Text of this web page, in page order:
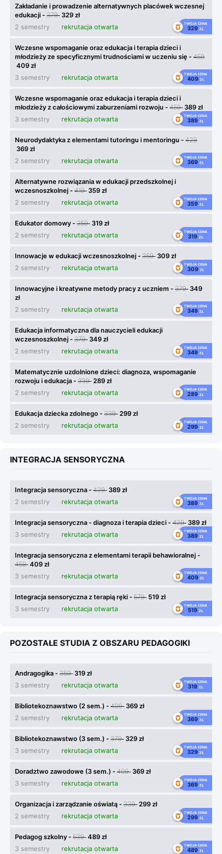
Zakładanie i prowadzenie alternatywnych placówek wczesnej
edukacji -379 329 zł
2 semestry
rekrutacja otwarta TWOJA CENA
329 ZŁ
Wczesne wspomaganie oraz edukacja i terapia dzieci i
młodzieży ze specyficznymi trudnościami w uczeniu się -459
409 zł
3 semestry
rekrutacja otwarta TWOJA CENA
409 ZŁ
Wczesne wspomaganie oraz edukacja i terapia dzieci i
młodzieży z całościowymi zaburzeniami rozwoju -459 389 zł
3 semestry
rekrutacja otwarta TWOJA CENA
389 ZŁ
Neurodydaktyka z elementami tutoringu i mentoringu -429
369 zł
2 semestry
rekrutacja otwarta TWOJA CENA
369 ZŁ
Alternatywne rozwiązania w edukacji przedszkolnej i
wczesnoszkolnej -419 359 zł
2 semestry
rekrutacja otwarta TWOJA CENA
359 ZŁ
Edukator domowy -359 319 zł
2 semestry
rekrutacja otwarta TWOJA CENA
319 ZŁ
Innowacje w edukacji wczesnoszkolnej -359 309 zł
2 semestry
rekrutacja otwarta TWOJA CENA
309 ZŁ
Innowacyjne i kreatywne metody pracy z uczniem -379 349
zł
2 semestry
rekrutacja otwarta TWOJA CENA
349 ZŁ
Edukacja informatyczna dla nauczycieli edukacji
wczesnoszkolnej -379 349 zł
2 semestry
rekrutacja otwarta TWOJA CENA
349 ZŁ
Matematycznie uzdolnione dzieci: diagnoza, wspomaganie
rozwoju i edukacja -339 289 zł
2 semestry
rekrutacja otwarta TWOJA CENA
289 ZŁ
Edukacja dziecka zdolnego -339 299 zł
2 semestry
rekrutacja otwarta TWOJA CENA
299 ZŁ
INTEGRACJA SENSORYCZNA
Integracja sensoryczna -429 389 zł
2 semestry
rekrutacja otwarta TWOJA CENA
389 ZŁ
Integracja sensoryczna - diagnoza i terapia dzieci -429 389 zł
3 semestry
rekrutacja otwarta TWOJA CENA
389 ZŁ
Integracja sensoryczna z elementami terapii behawioralnej -
459409 zł
3 semestry
rekrutacja otwarta TWOJA CENA
409 ZŁ
Integracja sensoryczna z terapią ręki -579 519 zł
3 semestry
rekrutacja otwarta TWOJA CENA
519 ZŁ
POZOSTAŁE STUDIA Z OBSZARU PEDAGOGIKI
Andragogika -359 319 zł
3 semestry
rekrutacja otwarta TWOJA CENA
319 ZŁ
Bibliotekoznawstwo (2 sem.) -409 369 zł
2 semestry
rekrutacja otwarta TWOJA CENA
369 ZŁ
Bibliotekoznawstwo (3 sem.) -379 329 zł
3 semestry
rekrutacja otwarta TWOJA CENA
329 ZŁ
Doradztwo zawodowe (3 sem.) -409 369 zł
3 semestry
rekrutacja otwarta TWOJA CENA
369 ZŁ
Organizacja i zarządzanie oświatą -339 299 zł
2 semestry
rekrutacja otwarta TWOJA CENA
299 ZŁ
Pedagog szkolny -539489 zł
3 semestry
rekrutacja otwarta TWOJA CENA
489 ZŁ